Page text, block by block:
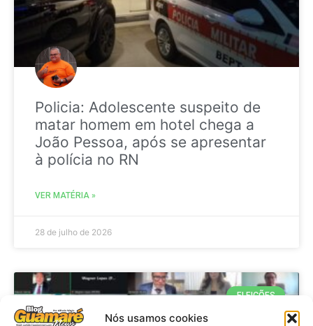
Nós usamos cookies
Policia: Adolescente suspeito de
matar homem em hotel chega a
João Pessoa, após se apresentar
à polícia no RN
VER MATÉRIA »
28 de julho de 2026
ELEIÇÕES